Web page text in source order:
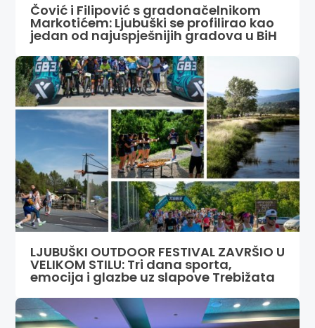
Čović i Filipović s gradonačelnikom
Markotićem: Ljubuški se profilirao kao
jedan od najuspješnijih gradova u BiH
LJUBUŠKI OUTDOOR FESTIVAL ZAVRŠIO U
VELIKOM STILU: Tri dana sporta,
emocija i glazbe uz slapove Trebižata